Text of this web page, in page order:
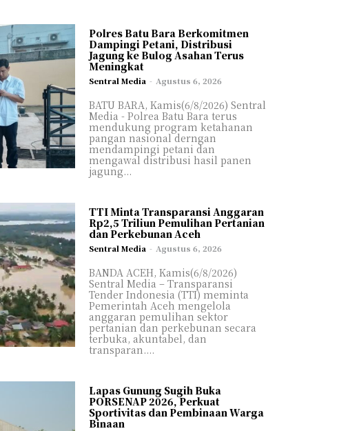
Polres Batu Bara Berkomitmen
Dampingi Petani, Distribusi
Jagung ke Bulog Asahan Terus
Meningkat
Sentral Media - Agustus 6, 2026
BATU BARA, Kamis(6/8/2026) Sentral
Media - Polrea Batu Bara terus
mendukung program ketahanan
pangan nasional derngan
mendampingi petani dan
mengawal distribusi hasil panen
jagung...
TTI Minta Transparansi Anggaran
Rp2,5 Triliun Pemulihan Pertanian
dan Perkebunan Aceh
Sentral Media - Agustus 6, 2026
BANDA ACEH, Kamis(6/8/2026)
Sentral Media – Transparansi
Tender Indonesia (TTI) meminta
Pemerintah Aceh mengelola
anggaran pemulihan sektor
pertanian dan perkebunan secara
terbuka, akuntabel, dan
transparan....
Lapas Gunung Sugih Buka
PORSENAP 2026, Perkuat
Sportivitas dan Pembinaan Warga
Binaan